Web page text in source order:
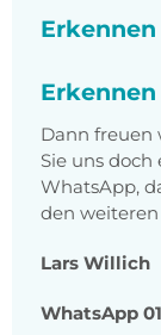
Dann freuen
Sie uns
WhatsApp,
den
Lars Willich
WhatsApp